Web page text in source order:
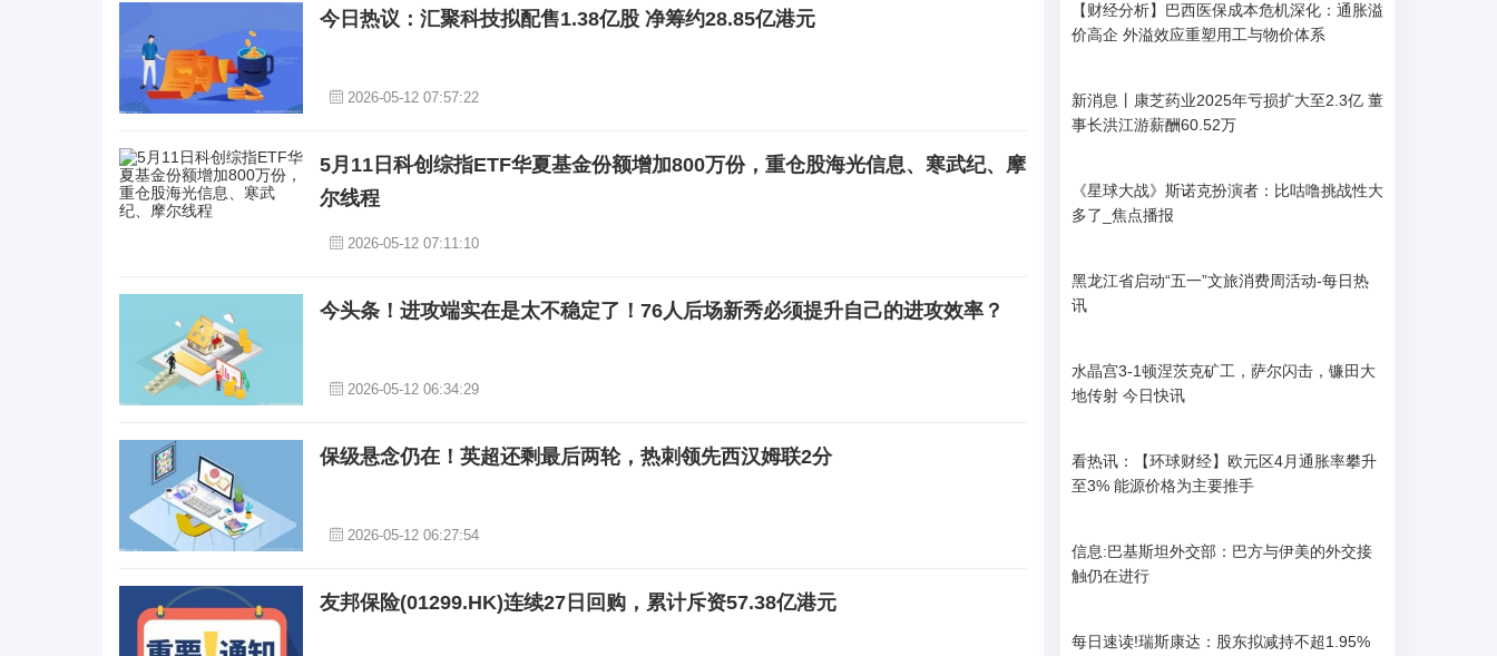
今日热议：汇聚科技拟配售1.38亿股 净筹约28.85亿港元
2026-05-12 07:57:22
5月11日科创综指ETF华夏基金份额增加800万份，重仓股海光信息、寒武纪、摩
尔线程
2026-05-12 07:11:10
今头条！进攻端实在是太不稳定了！76人后场新秀必须提升自己的进攻效率？
2026-05-12 06:34:29
保级悬念仍在！英超还剩最后两轮，热刺领先西汉姆联2分
2026-05-12 06:27:54
友邦保险(01299.HK)连续27日回购，累计斥资57.38亿港元
【财经分析】巴西医保成本危机深化：通胀溢
价高企 外溢效应重塑用工与物价体系
新消息丨康芝药业2025年亏损扩大至2.3亿 董
事长洪江游薪酬60.52万
《星球大战》斯诺克扮演者：比咕噜挑战性大
多了_焦点播报
黑龙江省启动“五一”文旅消费周活动-每日热
讯
水晶宫3-1顿涅茨克矿工，萨尔闪击，镰田大
地传射 今日快讯
看热讯：【环球财经】欧元区4月通胀率攀升
至3% 能源价格为主要推手
信息:巴基斯坦外交部：巴方与伊美的外交接
触仍在进行
每日速读!瑞斯康达：股东拟减持不超1.95%